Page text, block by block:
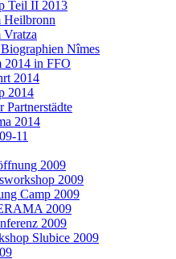
Teil II 2013
Heilbronn
Nîmes
2014 in FFO
2014
2014
Partnerstädte
2014
11
2009
2009
Camp 2009
2009
2009
Slubice 2009